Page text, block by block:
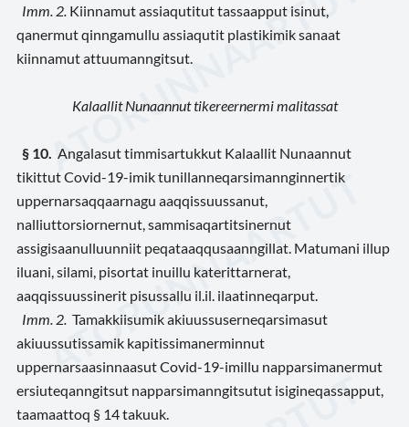
Imm. 2. Kiinnamut assiaqutitut tassaapput isinut,
qanermut qinngamullu assiaqutit plastikimik sanaat
kiinnamut attuumanngitsut.
Kalaallit Nunaannut tikereernermi malitassat
§ 10. Angalasut timmisartukkut Kalaallit Nunaannut
tikittut Covid-19-imik tunillanneqarsimannginnertik
uppernarsaqqaarnagu aaqqissuussanut,
nalliuttorsiornernut, sammisaqartitsinernut
assigisaanulluunniit peqataaqqusaanngillat. Matumani illup
iluani, silami, pisortat inuillu katerittarnerat,
aaqqissuussinerit pisussallu il.il. ilaatinneqarput.
Imm. 2. Tamakkiisumik akiuussuserneqarsimasut
akiuussutissamik kapitissimanerminnut
uppernarsaasinnaasut Covid-19-imillu napparsimanermut
ersiuteqanngitsut napparsimanngitsutut isigineqassapput,
taamaattoq § 14 takuuk.